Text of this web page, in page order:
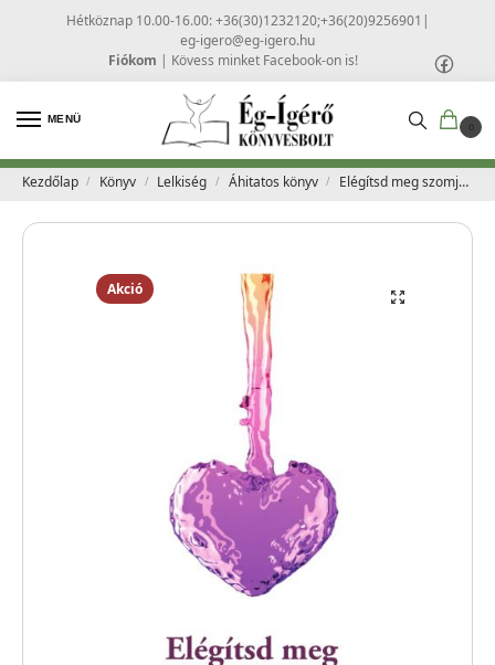
Hétköznap 10.00-16.00: +36(30)1232120;+36(20)9256901 |
eg-igero@eg-igero.hu
Fiókom | Kövess minket Facebook-on is!
MENÜ
0
Kezdőlap / Könyv / Lelkiség / Áhitatos könyv / Elégítsd meg szomjas lelkemet! – Dillow, Linda
Akció